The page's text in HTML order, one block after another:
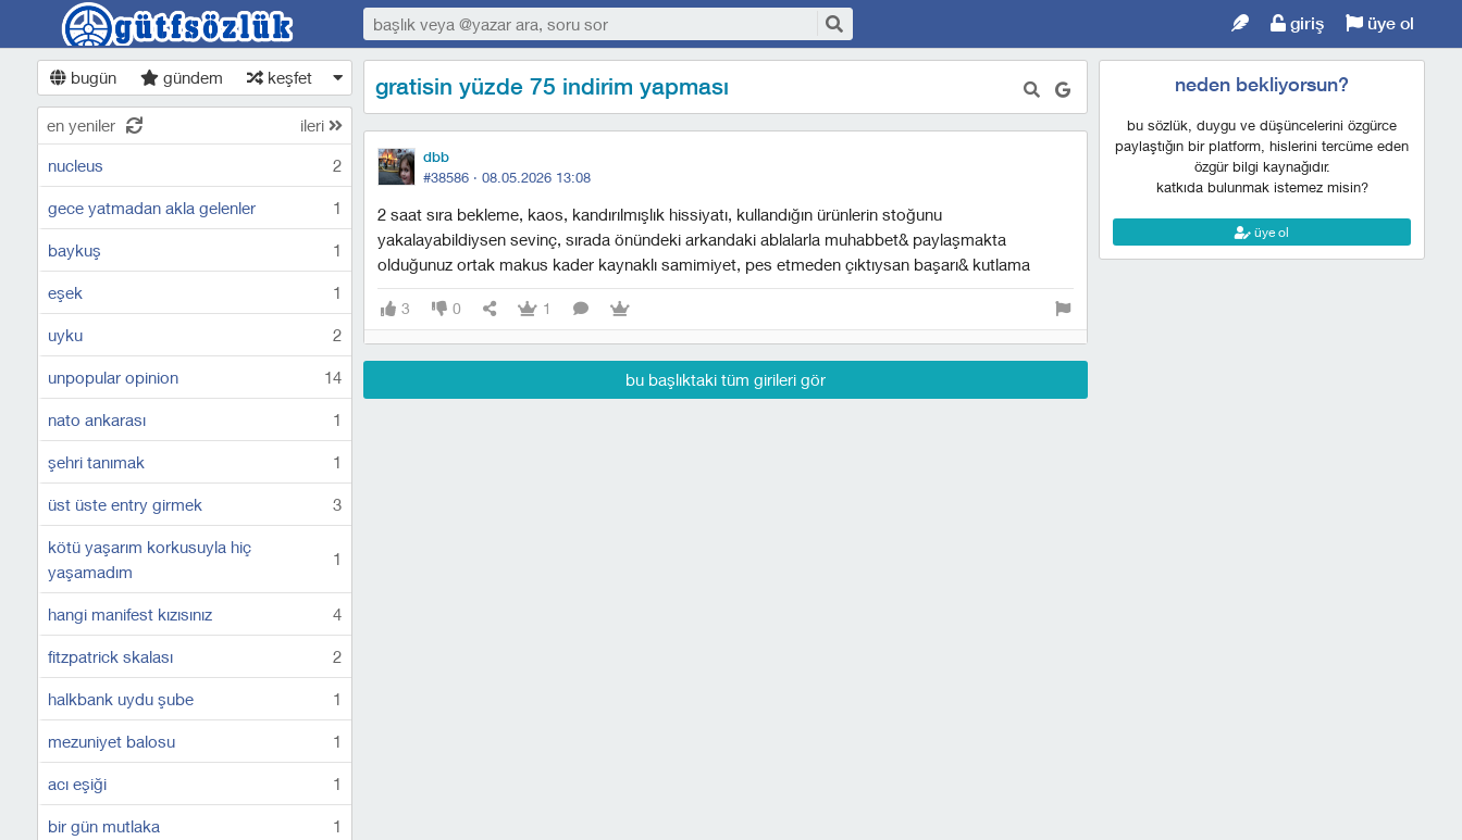
giriş üye ol
bugün gündem keşfet
en yeniler ileri
nucleus 2
gece yatmadan akla gelenler 1
baykuş 1
eşek 1
uyku 2
unpopular opinion 14
nato ankarası 1
şehri tanımak 1
üst üste entry girmek 3
kötü yaşarım korkusuyla hiç
yaşamadım
1
hangi manifest kızısınız 4
fitzpatrick skalası 2
halkbank uydu şube 1
mezuniyet balosu 1
acı eşiği 1
bir gün mutlaka 1
gratisin yüzde 75 indirim yapması
dbb
#38586 · 08.05.2026 13:08
2 saat sıra bekleme, kaos, kandırılmışlık hissiyatı, kullandığın ürünlerin stoğunu
yakalayabildiysen sevinç, sırada önündeki arkandaki ablalarla muhabbet& paylaşmakta
olduğunuz ortak makus kader kaynaklı samimiyet, pes etmeden çıktıysan başarı& kutlama
3 0 1
bu başlıktaki tüm girileri gör
neden bekliyorsun?
bu sözlük, duygu ve düşüncelerini özgürce
paylaştığın bir platform, hislerini tercüme eden
özgür bilgi kaynağıdır.
katkıda bulunmak istemez misin?
üye ol